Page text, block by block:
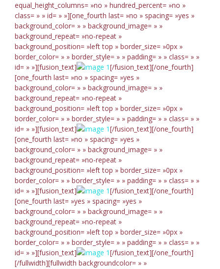
equal_height_columns= »no » hundred_percent= »no »
class= » » id= » »][one_fourth last= »no » spacing= »yes »
background_color= » » background_image= » »
background_repeat= »no-repeat »
background_position= »left top » border_size= »0px »
border_color= » » border_style= » » padding= » » class= » »
id= » »][fusion_text]
[/fusion_text][/one_fourth]
[one_fourth last= »no » spacing= »yes »
background_color= » » background_image= » »
background_repeat= »no-repeat »
background_position= »left top » border_size= »0px »
border_color= » » border_style= » » padding= » » class= » »
id= » »][fusion_text]
[/fusion_text][/one_fourth]
[one_fourth last= »no » spacing= »yes »
background_color= » » background_image= » »
background_repeat= »no-repeat »
background_position= »left top » border_size= »0px »
border_color= » » border_style= » » padding= » » class= » »
id= » »][fusion_text]
[/fusion_text][/one_fourth]
[one_fourth last= »yes » spacing= »yes »
background_color= » » background_image= » »
background_repeat= »no-repeat »
background_position= »left top » border_size= »0px »
border_color= » » border_style= » » padding= » » class= » »
id= » »][fusion_text]
[/fusion_text][/one_fourth]
[/fullwidth][fullwidth backgroundcolor= » »